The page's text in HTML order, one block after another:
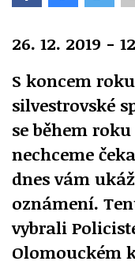
26. 12. 2019 -
S koncem
silvestrovské
se během
nechceme
dnes vám
oznámení.
vybrali
Olomouckém